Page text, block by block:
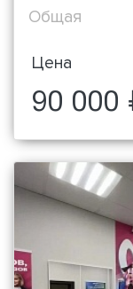
Общая
Цена
90 000